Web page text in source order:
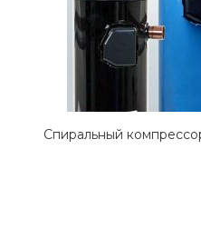
Спиральный